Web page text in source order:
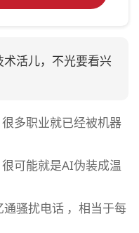
活儿，不光要看兴
多职业就已经被机器
可能就是AI伪装成温
骚扰电话 ，相当于每